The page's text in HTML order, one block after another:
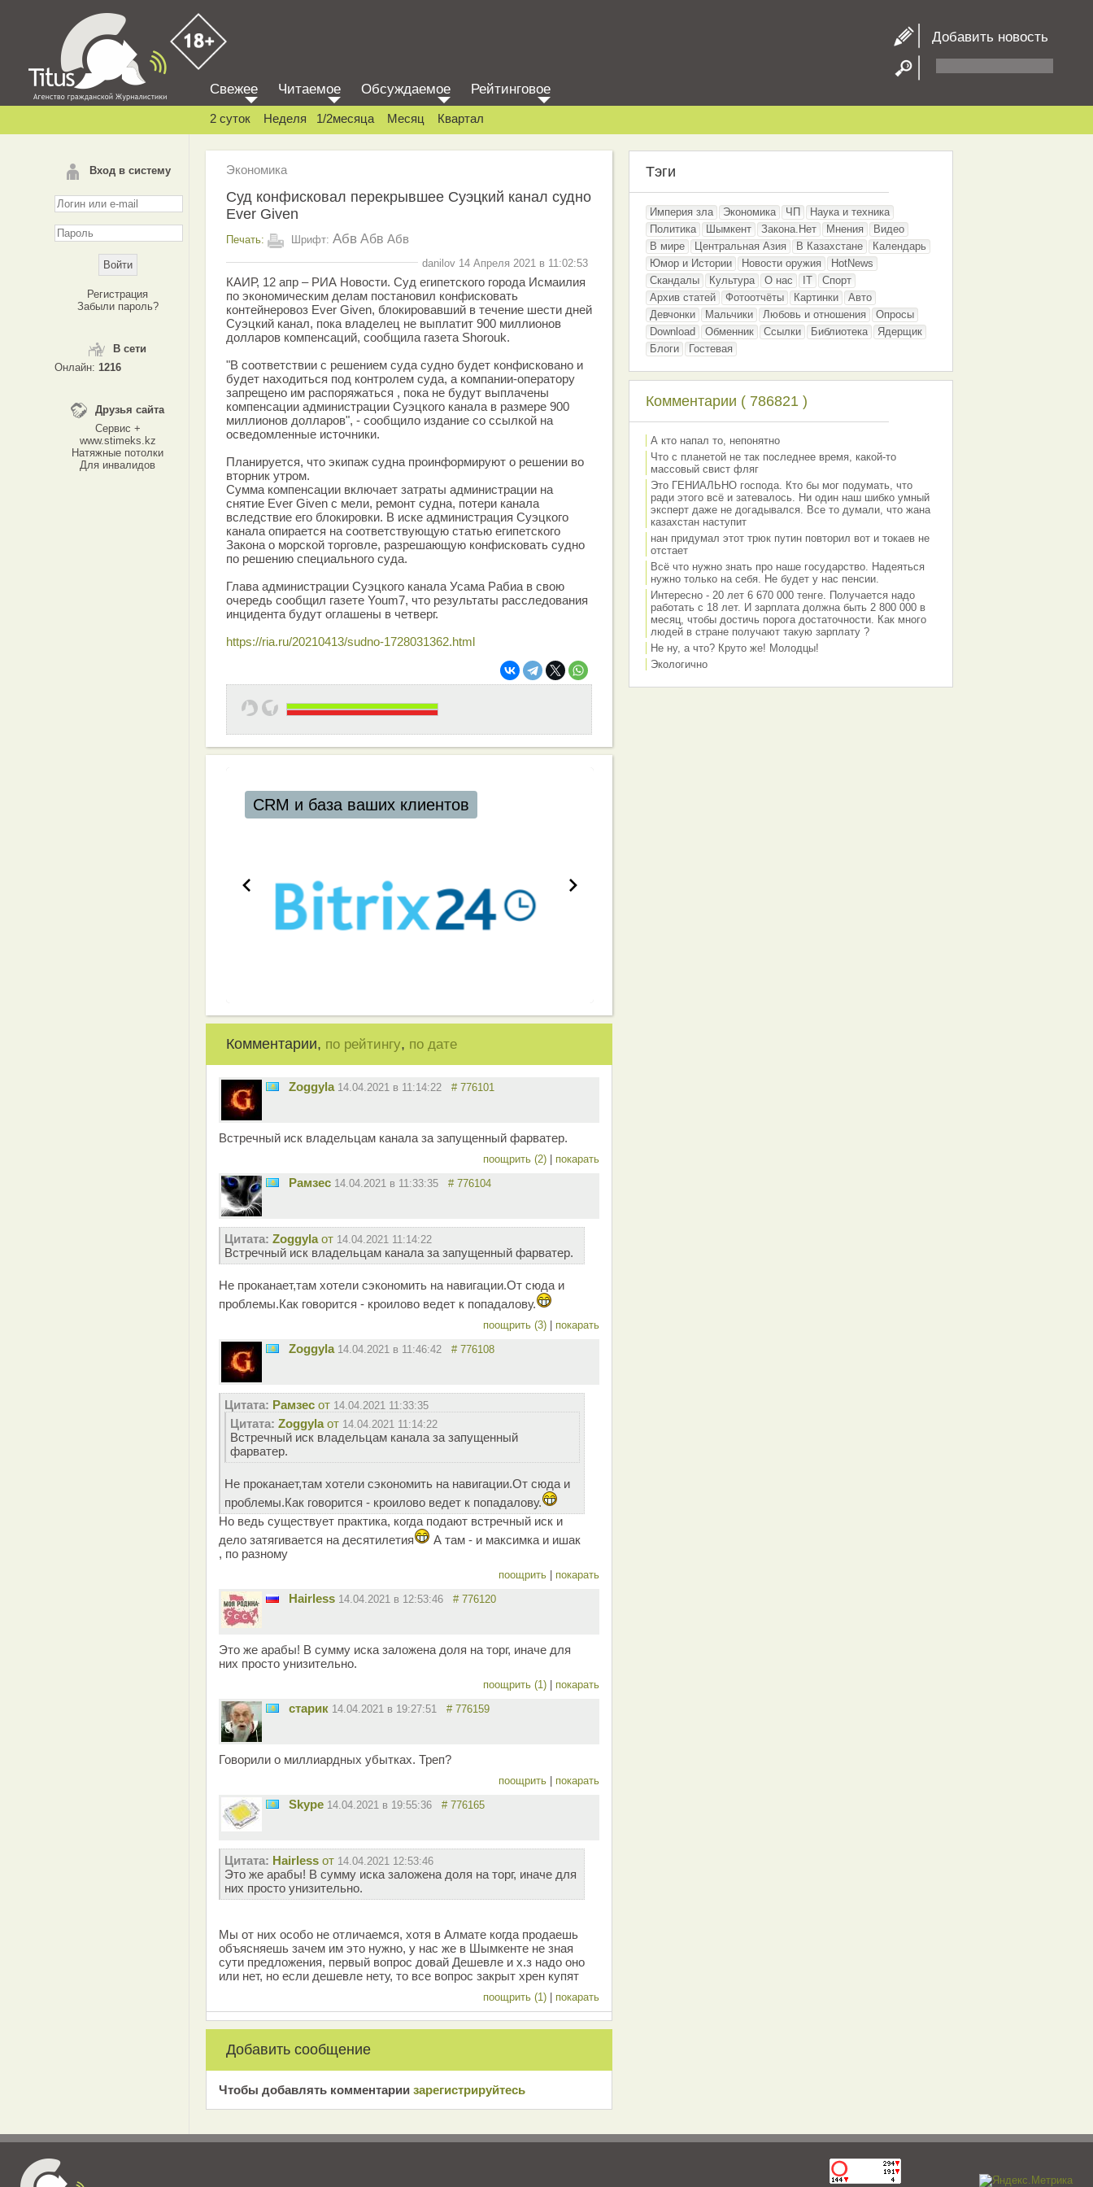
Добавить новость
Вход в систему
Регистрация
Забыли пароль?
В сети
Онлайн: 1216
Друзья сайта
Сервис +
www.stimeks.kz
Натяжные потолки
Для инвалидов
Свежее Читаемое Обсуждаемое Рейтинговое
2 суток Неделя 1/2месяца Месяц Квартал
Экономика
Суд конфисковал перекрывшее Суэцкий канал судно
Ever Given
Печать: Шрифт: Абв Абв Абв
danilov 14 Апреля 2021 в 11:02:53
КАИР, 12 апр – РИА Новости. Суд египетского города Исмаилия
по экономическим делам постановил конфисковать
контейнеровоз Ever Given, блокировавший в течение шести дней
Суэцкий канал, пока владелец не выплатит 900 миллионов
долларов компенсаций, сообщила газета Shorouk.
"В соответствии с решением суда судно будет конфисковано и
будет находиться под контролем суда, а компании-оператору
запрещено им распоряжаться , пока не будут выплачены
компенсации администрации Суэцкого канала в размере 900
миллионов долларов", - сообщило издание со ссылкой на
осведомленные источники.
Планируется, что экипаж судна проинформируют о решении во
вторник утром.
Сумма компенсации включает затраты администрации на
снятие Ever Given с мели, ремонт судна, потери канала
вследствие его блокировки. В иске администрация Суэцкого
канала опирается на соответствующую статью египетского
Закона о морской торговле, разрешающую конфисковать судно
по решению специального суда.
Глава администрации Суэцкого канала Усама Рабиа в свою
очередь сообщил газете Youm7, что результаты расследования
инцидента будут оглашены в четверг.
https://ria.ru/20210413/sudno-1728031362.html
Комментарии, по рейтингу, по дате
Zoggyla 14.04.2021 в 11:14:22 # 776101
Встречный иск владельцам канала за запущенный фарватер.
поощрить (2) покарать
Рамзес 14.04.2021 в 11:33:35 # 776104
Цитата: Zoggylaот 14.04.2021 11:14:22
Встречный иск владельцам канала за запущенный фарватер.
Не проканает,там хотели сэкономить на навигации.От сюда и
проблемы.Как говорится - кроилово ведет к попадалову.
поощрить (3) покарать
Zoggyla 14.04.2021 в 11:46:42 # 776108
Цитата: Рамзес от 14.04.2021 11:33:35
Цитата: Zoggylaот 14.04.2021 11:14:22
Встречный иск владельцам канала за запущенный
фарватер.
Не проканает,там хотели сэкономить на навигации.От сюда и
проблемы.Как говорится - кроилово ведет к попадалову.
Но ведь существует практика, когда подают встречный иск и
дело затягивается на десятилетия
А там - и максимка и ишак
, по разному
поощрить покарать
Hairless 14.04.2021 в 12:53:46 # 776120
Это же арабы! В сумму иска заложена доля на торг, иначе для
них просто унизительно.
поощрить (1) покарать
старик 14.04.2021 в 19:27:51 # 776159
Говорили о миллиардных убытках. Треп?
поощрить покарать
Skype 14.04.2021 в 19:55:36 # 776165
Цитата: Hairless от 14.04.2021 12:53:46
Это же арабы! В сумму иска заложена доля на торг, иначе для
них просто унизительно.
Мы от них особо не отличаемся, хотя в Алмате когда продаешь
объясняешь зачем им это нужно, у нас же в Шымкенте не зная
сути предложения, первый вопрос довай Дешевле и х.з надо оно
или нет, но если дешевле нету, то все вопрос закрыт хрен купят
поощрить (1) покарать
Добавить сообщение
Чтобы добавлять комментарии зарeгиcтрирyйтeсь
Тэги
Империя зла Экономика ЧП
Наука и техника
Политика
Шымкент Закона.Нет Мнения
Видео
В мире
Центральная Азия В Казахстане
Календарь
Юмор и Истории
Новости оружия
HotNews
Скандалы
Культура О нас IT
Спорт
Архив статей
Фотоотчёты Картинки
Авто
Девчонки
Мальчики Любовь и отношения
Опросы
Download
Обменник Ссылки Библиотека
Ядерщик
Блоги
Гостевая
Комментарии ( 786821 )
А кто напал то, непонятно
Что с планетой не так последнее время, какой-то
массовый свист фляг
Это ГЕНИАЛЬНО господа. Кто бы мог подумать, что
ради этого всё и затевалось. Ни один наш шибко умный
эксперт даже не догадывался. Все то думали, что жана
казахстан наступит
нан придумал этот трюк путин повторил вот и токаев не
отстает
Всё что нужно знать про наше государство. Надеяться
нужно только на себя. Не будет у нас пенсии.
Интересно - 20 лет 6 670 000 тенге. Получается надо
работать с 18 лет. И зарплата должна быть 2 800 000 в
месяц, чтобы достичь порога достаточности. Как много
людей в стране получают такую зарплату ?
Не ну, а что? Круто же! Молодцы!
Экологично